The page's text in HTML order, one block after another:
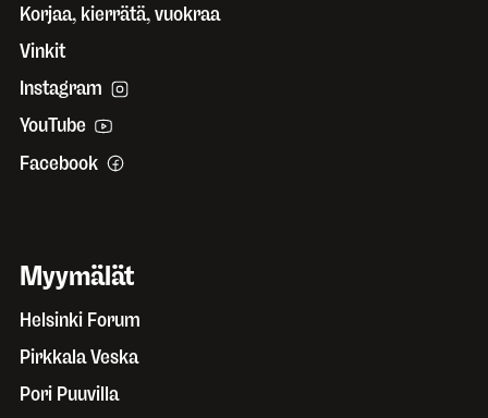
Korjaa, kierrätä, vuokraa
Vinkit
Instagram
YouTube
Facebook
Myymälät
Helsinki Forum
Pirkkala Veska
Pori Puuvilla